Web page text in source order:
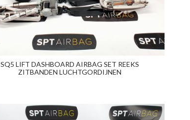
SQ5 LIFT DASHBOARD AIRBAG SET REEKS
ZITBANDEN LUCHTGORDIJNEN